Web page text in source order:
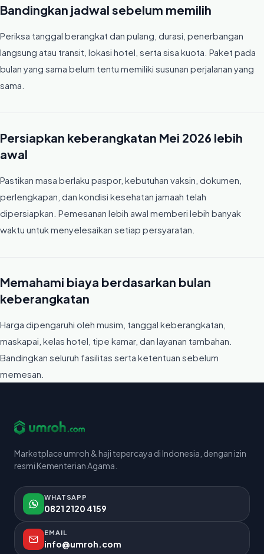
Bandingkan jadwal sebelum memilih
Periksa tanggal berangkat dan pulang, durasi, penerbangan
langsung atau transit, lokasi hotel, serta sisa kuota. Paket pada
bulan yang sama belum tentu memiliki susunan perjalanan yang
sama.
Persiapkan keberangkatan Mei 2026 lebih
awal
Pastikan masa berlaku paspor, kebutuhan vaksin, dokumen,
perlengkapan, dan kondisi kesehatan jamaah telah
dipersiapkan. Pemesanan lebih awal memberi lebih banyak
waktu untuk menyelesaikan setiap persyaratan.
Memahami biaya berdasarkan bulan
keberangkatan
Harga dipengaruhi oleh musim, tanggal keberangkatan,
maskapai, kelas hotel, tipe kamar, dan layanan tambahan.
Bandingkan seluruh fasilitas serta ketentuan sebelum
memesan.
Marketplace umroh & haji tepercaya di Indonesia, dengan izin
resmi Kementerian Agama.
WHATSAPP
0821 2120 4159
EMAIL
info@umroh.com